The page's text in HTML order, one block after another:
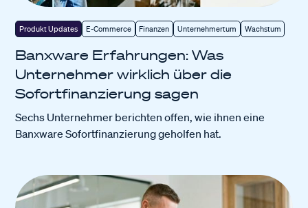
Produkt Updates E-Commerce Finanzen Unternehmertum Wachstum
Banxware Erfahrungen: Was
Unternehmer wirklich über die
Sofortfinanzierung sagen
Sechs Unternehmer berichten offen, wie ihnen eine
Banxware Sofortfinanzierung geholfen hat.